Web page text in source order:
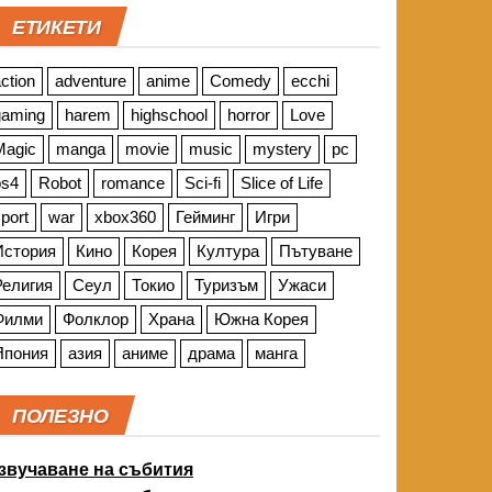
ЕТИКЕТИ
adventure anime Comedy
ecchi
harem highschool horror
Love
manga movie music mystery
pc
Robot romance Sci-fi
Slice of Life
war xbox360 Гейминг
Игри
Кино Корея Култура
Пътуване
Сеул Токио Туризъм
Ужаси
Фолклор Храна
Южна Корея
азия аниме драма манга
ПОЛЕЗНО
на събития